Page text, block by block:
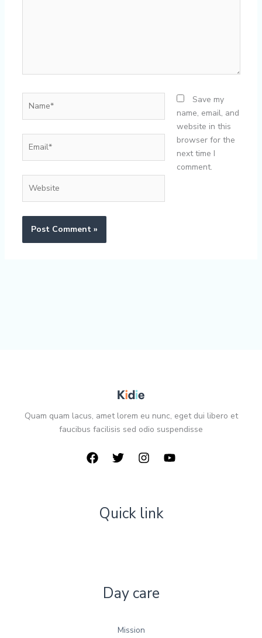
Save my
name, email, and
website in this
browser for the
next time I
comment.
Quam quam lacus, amet lorem eu nunc, eget dui libero et
faucibus facilisis sed odio suspendisse
Quick link
Day care
Mission